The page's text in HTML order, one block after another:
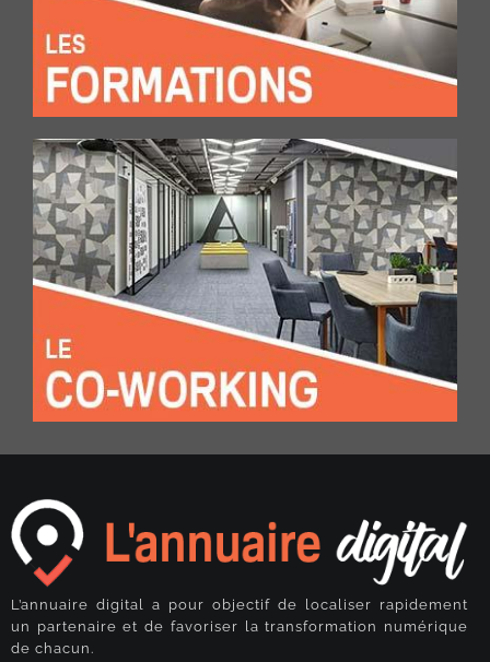
L’annuaire digital a pour objectif de localiser rapidement
un partenaire et de favoriser la transformation numérique
de chacun.